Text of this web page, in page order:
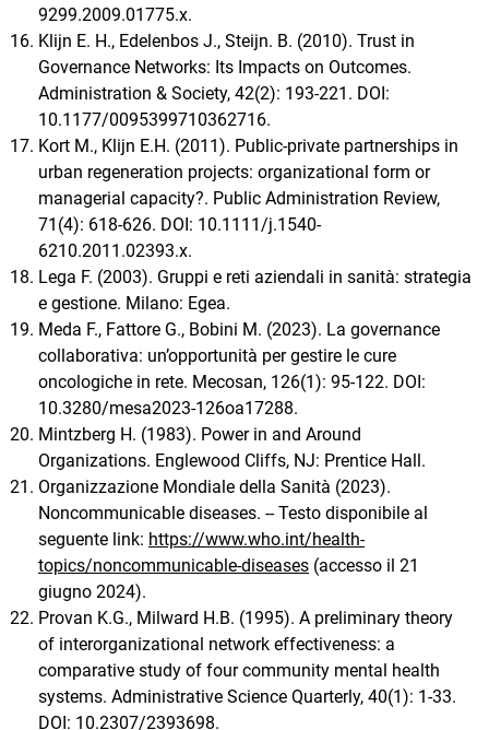
9299.2009.01775.x.
Klijn E. H., Edelenbos J., Steijn. B. (2010). Trust in
Governance Networks: Its Impacts on Outcomes.
Administration & Society, 42(2): 193-221. DOI:
10.1177/0095399710362716.
Kort M., Klijn E.H. (2011). Public-private partnerships in
urban regeneration projects: organizational form or
managerial capacity?. Public Administration Review,
71(4): 618-626. DOI: 10.1111/j.1540-
6210.2011.02393.x.
Lega F. (2003). Gruppi e reti aziendali in sanità: strategia
e gestione. Milano: Egea.
Meda F., Fattore G., Bobini M. (2023). La governance
collaborativa: un’opportunità per gestire le cure
oncologiche in rete. Mecosan, 126(1): 95-122. DOI:
10.3280/mesa2023-126oa17288.
Mintzberg H. (1983). Power in and Around
Organizations. Englewood Cliffs, NJ: Prentice Hall.
Organizzazione Mondiale della Sanità (2023).
Noncommunicable diseases. -- Testo disponibile al
seguente link: https://www.who.int/health-
topics/noncommunicable-diseases (accesso il 21
giugno 2024).
Provan K.G., Milward H.B. (1995). A preliminary theory
of interorganizational network effectiveness: a
comparative study of four community mental health
systems. Administrative Science Quarterly, 40(1): 1-33.
DOI: 10.2307/2393698.